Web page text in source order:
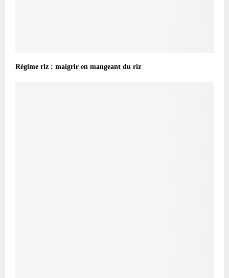
Régime riz : maigrir en mangeant du riz